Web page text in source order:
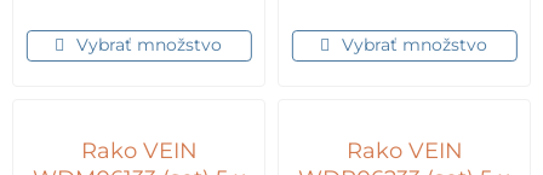
Vybrať množstvo Vybrať množstvo
Rako VEIN
Rako VEIN